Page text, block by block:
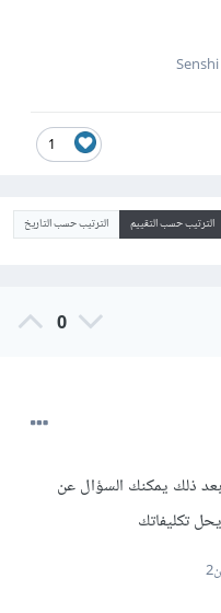
1
الترتيب حسب التقييم الترتيب حسب التاريخ
0
ذلك يمكنك السؤال عن
تكليفاتك